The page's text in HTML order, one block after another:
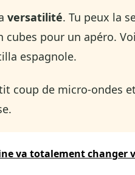
versatilité. Tu peux la
cubes pour un apéro.
espagnole.
coup de micro-ondes
va totalement changer